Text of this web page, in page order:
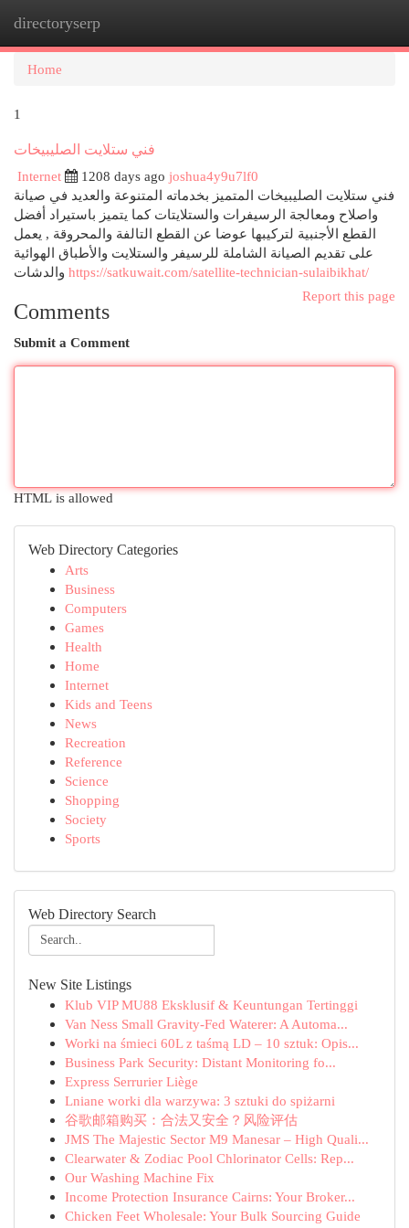
directoryserp
Home
1
فني ستلايت الصليبيخات
Internet
1208 days ago joshua4y9u7lf0
فني ستلايت الصليبيخات المتميز بخدماته المتنوعة والعديد في صيانة
واصلاح ومعالجة الرسيفرات والستلايتات كما يتميز باستيراد أفضل
القطع الأجنبية لتركيبها عوضا عن القطع التالفة والمحروقة , يعمل
على تقديم الصيانة الشاملة للرسيفر والستلايت والأطباق الهوائية
https://satkuwait.com/satellite-technician-sulaibikhat/
Report this page
Comments
Submit a Comment
HTML is allowed
Web Directory Categories
Arts
Business
Computers
Games
Health
Home
Internet
Kids and Teens
News
Recreation
Reference
Science
Shopping
Society
Sports
Web Directory Search
New Site Listings
Klub VIP MU88 Eksklusif & Keuntungan Tertinggi
Van Ness Small Gravity-Fed Waterer: A Automa...
Worki na śmieci 60L z taśmą LD – 10 sztuk: Opis...
Business Park Security: Distant Monitoring fo...
Express Serrurier Liège
Lniane worki dla warzywa: 3 sztuki do spiżarni
谷歌邮箱购买：合法又安全？风险评估
JMS The Majestic Sector M9 Manesar – High Quali...
Clearwater & Zodiac Pool Chlorinator Cells: Rep...
Our Washing Machine Fix
Income Protection Insurance Cairns: Your Broker...
Chicken Feet Wholesale: Your Bulk Sourcing Guide